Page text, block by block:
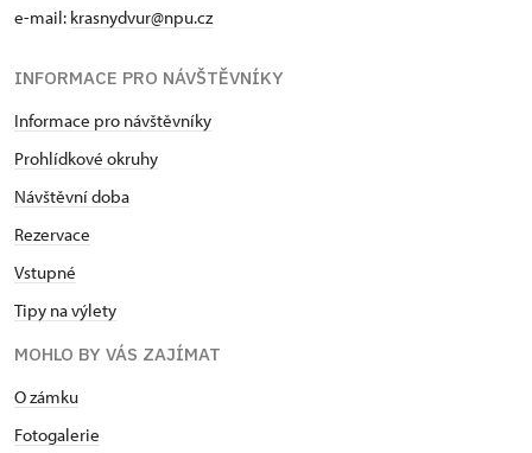
e-mail: krasnydvur@npu.cz
INFORMACE PRO NÁVŠTĚVNÍKY
Informace pro návštěvníky
Prohlídkové okruhy
Návštěvní doba
Rezervace
Vstupné
Tipy na výlety
MOHLO BY VÁS ZAJÍMAT
O zámku
Fotogalerie